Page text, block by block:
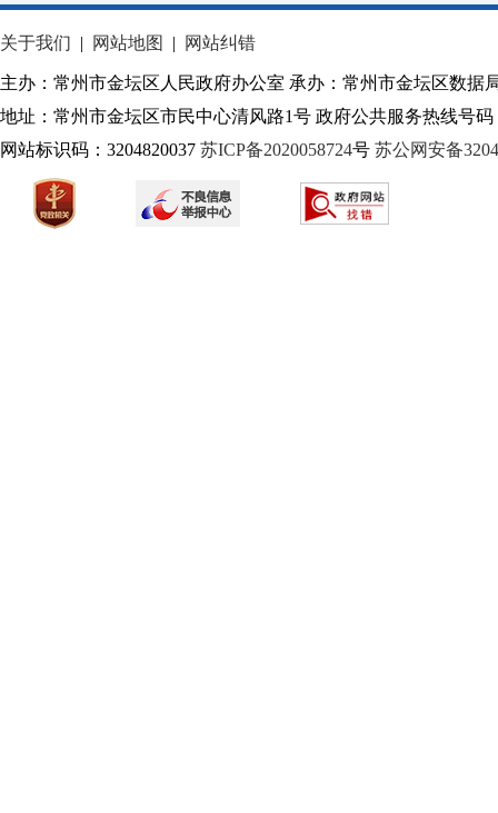
关于我们 | 网站地图 | 网站纠错
主办：常州市金坛区人民政府办公室 承办：常州市金坛区数据
地址：常州市金坛区市民中心清风路1号 政府公共服务热线号码
网站标识码：3204820037 苏ICP备2020058724号 苏公网安备